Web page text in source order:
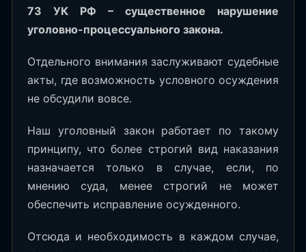
73 УК РФ – существенное нарушение
уголовно-процессуального закона.
Отдельного внимания заслуживают судебные
акты, где возможность условного осуждения
не обсудили вовсе.
Наш уголовный закон работает по такому
принципу, что более строгий вид наказания
назначается только в случае, если, по
мнению суда, менее строгий не может
обеспечить исправление осужденного.
Отсюда и необходимость в каждом случае,